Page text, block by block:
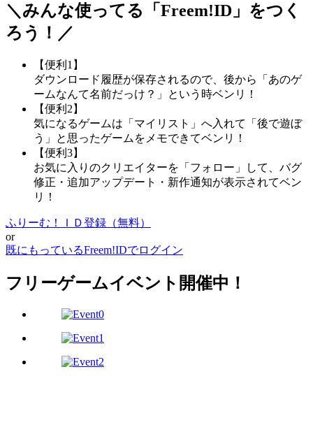
＼みんな使ってる「 Freem!ID 」をつく
ろう！／
【便利1】
ダウンロード履歴が保存されるので、後から「あのゲ
ームなんて名前だっけ？」という時ベンリ！
【便利2】
気になるゲームは「マイリスト」へ入れて「後で遊ぼ
う」と思ったゲームをメモできてベンリ！
【便利3】
お気に入りのクリエイターを「フォロー」して、バグ
修正・追加アップデート・新作通知が表示されてベン
リ！
ふりーむ！ＩＤ登録（無料）
or
既にもっているFreem!IDでログイン
フリーゲームイベント開催中！